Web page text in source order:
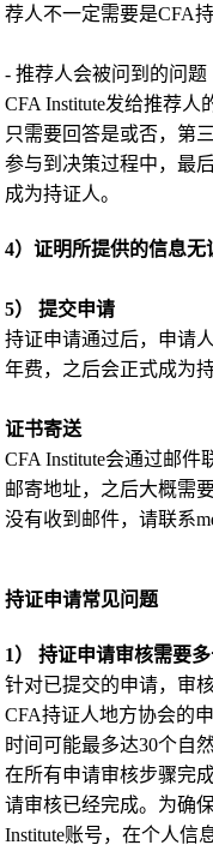
荐人不一定需要是CFA
- 推荐人会被问到的问题
CFA Institute发给推荐
只需要回答是或否，第
参与到决策过程中，最
成为持证人。
4）证明所提供的信息无
5） 提交申请
持证申请通过后，申请
年费，之后会正式成为持
证书寄送
CFA Institute会通过邮
邮寄地址，之后大概需
没有收到邮件，请联系
持证申请常见问题
1） 持证申请审核需要多
针对已提交的申请，审
CFA持证人地方协会的
时间可能最多达30个自然
在所有申请审核步骤完
请审核已经完成。为确
Institute账号，在个人信